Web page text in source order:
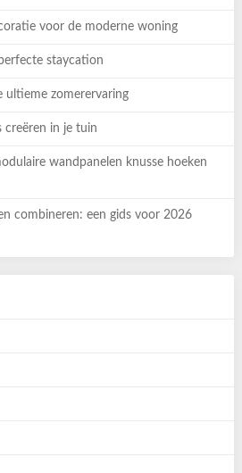
voor de moderne woning
staycation
ultieme zomerervaring
creëren in je tuin
wandpanelen knusse hoeken
combineren: een gids voor 2026